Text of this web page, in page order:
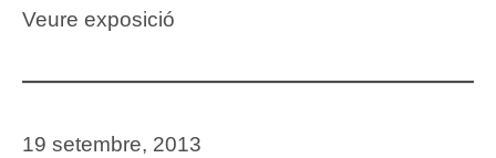
Veure exposició
19 setembre, 2013